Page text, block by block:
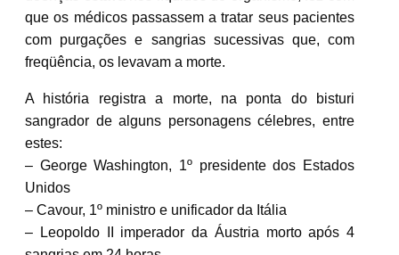
que os médicos passassem a tratar seus pacientes
com purgações e sangrias sucessivas que, com
freqüência, os levavam a morte.
A história registra a morte, na ponta do bisturi
sangrador de alguns personagens célebres, entre
estes:
– George Washington, 1º presidente dos Estados
Unidos
– Cavour, 1º ministro e unificador da Itália
– Leopoldo II imperador da Áustria morto após 4